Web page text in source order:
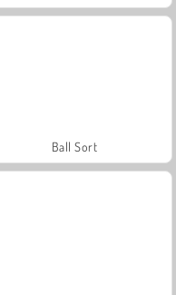
Ball Sort